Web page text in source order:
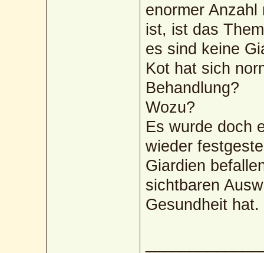
enormer
ist, ist das
es sind keine
Kot hat sich
Behandlung?
Wozu?
Es wurde doch
wieder
Giardien
sichtbaren
Gesundheit hat.